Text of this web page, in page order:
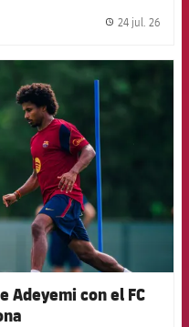
24 jul. 26
Barcelona badge
Adeyemi con el FC